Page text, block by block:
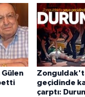
geçidinde
çarptı: